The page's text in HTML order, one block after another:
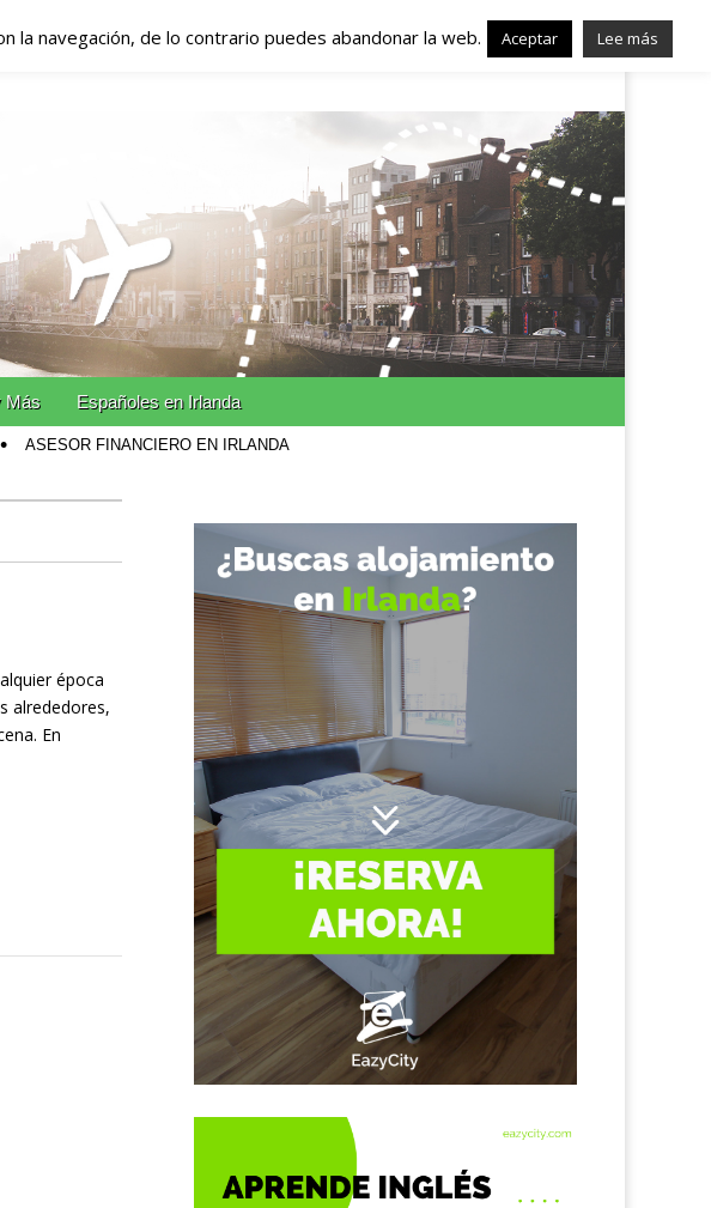
Irlanda – Trabajo en
Más Españoles en Irlanda
ASESOR FINANCIERO EN IRLANDA
época
alrededores,
En
la navegación, de lo contrario puedes abandonar la web. Aceptar Lee más